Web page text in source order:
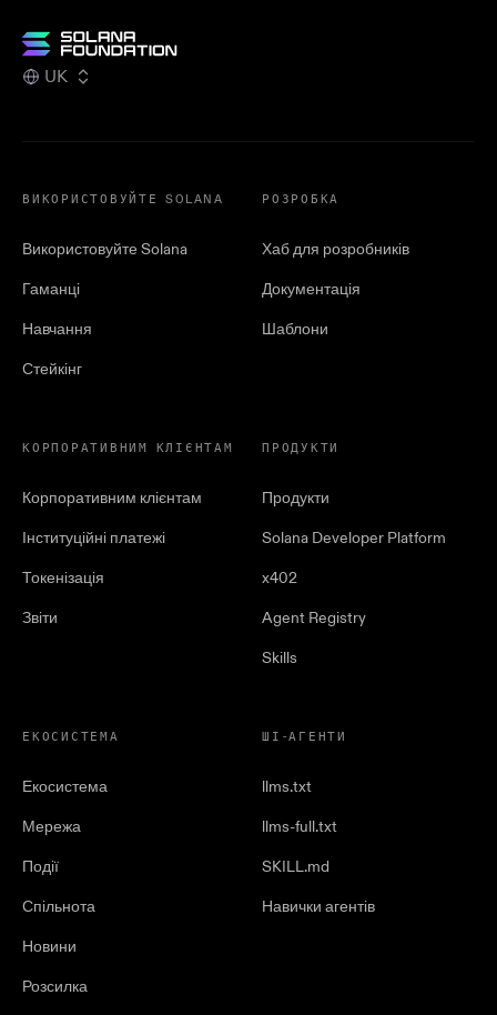
UK
ВИКОРИСТОВУЙТЕ SOLANA
Використовуйте Solana
Гаманці
Навчання
Стейкінг
РОЗРОБКА
Хаб для розробників
Документація
Шаблони
КОРПОРАТИВНИМ КЛІЄНТАМ
Корпоративним клієнтам
Інституційні платежі
Токенізація
Звіти
ПРОДУКТИ
Продукти
Solana Developer Platform
x402
Agent Registry
Skills
ЕКОСИСТЕМА
Екосистема
Мережа
Події
Спільнота
Новини
Розсилка
ШІ-АГЕНТИ
llms.txt
llms-full.txt
SKILL.md
Навички агентів